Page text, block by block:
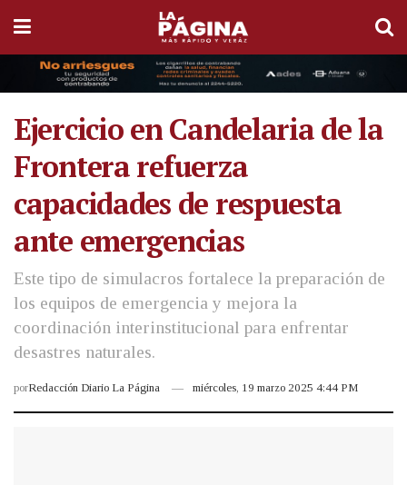
Ejercicio en Candelaria de la
Frontera refuerza
capacidades de respuesta
ante emergencias
Este tipo de simulacros fortalece la preparación de
los equipos de emergencia y mejora la
coordinación interinstitucional para enfrentar
desastres naturales.
porRedacción Diario La Página miércoles, 19 marzo 2025 4:44 PM